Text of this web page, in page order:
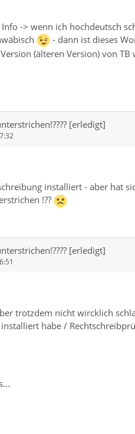
-> wenn ich hochdeutsch
- dann ist dieses
(älteren Version) von TB
[erledigt]
installiert - aber hat
!??
[erledigt]
trotzdem nicht wircklich
habe /